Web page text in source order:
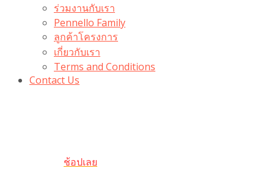
ร่วมงานกับเรา
Pennello Family
ลูกค้าโครงการ
เกี่ยวกับเรา
Terms and Conditions
Contact Us
ช้อปเลย